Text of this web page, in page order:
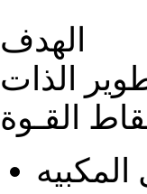
الهدف
الذات
القـوة